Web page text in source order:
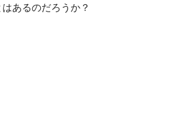
あるのだろうか？